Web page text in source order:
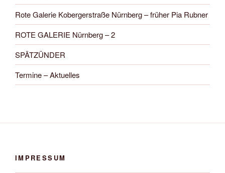
Rote Galerie Kobergerstraße Nürnberg – früher Pia Rubner
ROTE GALERIE Nürnberg – 2
SPÄTZÜNDER
Termine – Aktuelles
IMPRESSUM